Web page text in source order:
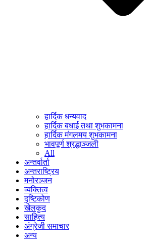
हार्दिक धन्यवाद
हार्दिक बधाई तथा शुभकामना
हार्दिक मंगलमय शुभकामना
भावपूर्ण श्रद्धाञ्जली
All
अन्तर्वार्ता
अन्तराष्ट्रिय
मनोरञ्जन
व्यक्तित्व
दृष्टिकोण
खेलकुद
साहित्य
अंग्रेजी समाचार
अन्य